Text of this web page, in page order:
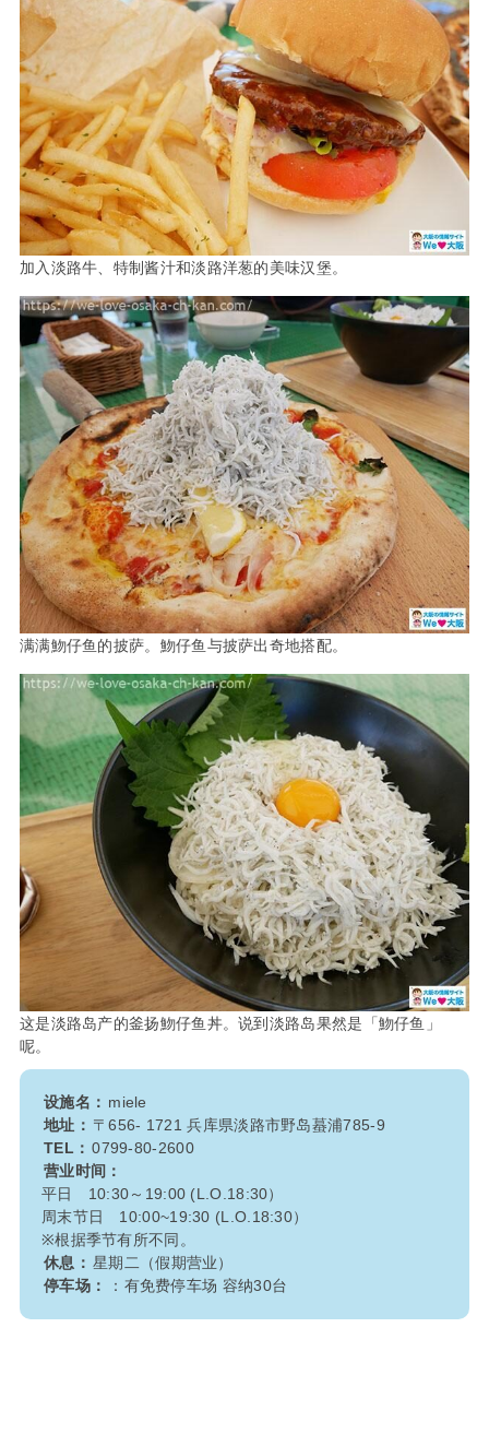
加入淡路牛、特制酱汁和淡路洋葱的美味汉堡。
满满魩仔鱼的披萨。魩仔鱼与披萨出奇地搭配。
这是淡路岛产的釜扬魩仔鱼丼。说到淡路岛果然是「魩仔鱼」
呢。
设施名： miele
地址： 〒656- 1721 兵库県淡路市野岛蟇浦785-9
TEL： 0799-80-2600
营业时间：
平日 10:30～19:00 (L.O.18:30）
周末节日 10:00~19:30 (L.O.18:30）
※根据季节有所不同。
休息： 星期二（假期营业）
停车场：
：有免费停车场 容纳30台